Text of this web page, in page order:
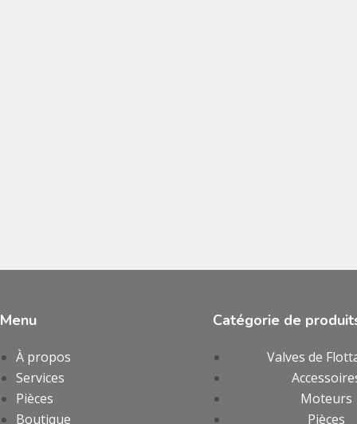
Menu
À propos
Services
Pièces
Boutique
Catégorie de
Valves de
Moteurs
Pièces